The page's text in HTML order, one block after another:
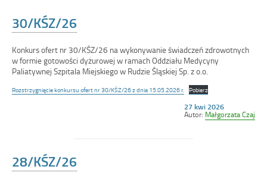
30/KŚZ/26
Konkurs ofert nr 30/KŚZ/26 na wykonywanie świadczeń zdrowotnych
w formie gotowości dyżurowej w ramach Oddziału Medycyny
Paliatywnej Szpitala Miejskiego w Rudzie Śląskiej Sp. z o.o.
Rozstrzygnięcie konkursu ofert nr 30/KŚZ/26 z dnia 15.05.2026 r. Pobierz
Opublikowano
w
27 kwi 2026
Autor: Małgorzata Czaj
28/KŚZ/26